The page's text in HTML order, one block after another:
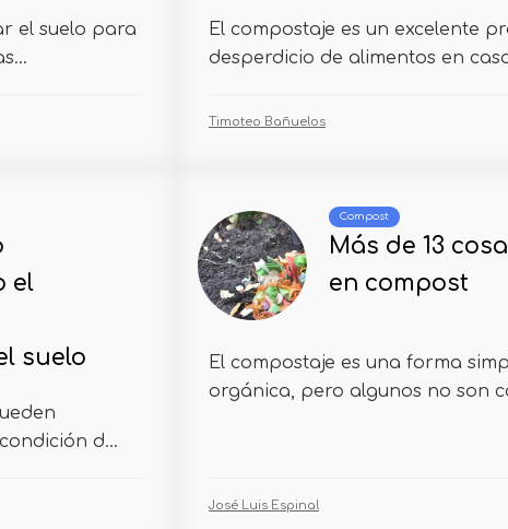
el suelo para
El compostaje es un excelente
desperdicio de alimentos en
Timoteo Bañuelos
el
suelo
d...
Compost
Más de 13
en compost
El compostaje es una forma
orgánica, pero algunos no son
José Luis Espinal